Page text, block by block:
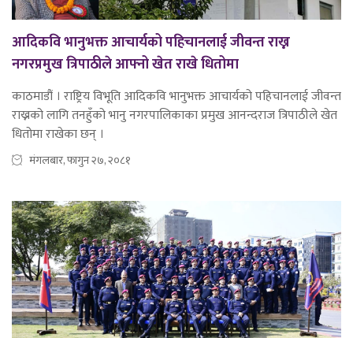
आदिकवि भानुभक्त आचार्यको पहिचानलाई जीवन्त राख्न
नगरप्रमुख त्रिपाठीले आफ्नो खेत राखे धितोमा
काठमाडौं । राष्ट्रिय विभूति आदिकवि भानुभक्त आचार्यको पहिचानलाई जीवन्त
राख्नको लागि तनहुँको भानु नगरपालिकाका प्रमुख आनन्दराज त्रिपाठीले खेत
धितोमा राखेका छन् ।
मंगलबार, फागुन २७, २०८१